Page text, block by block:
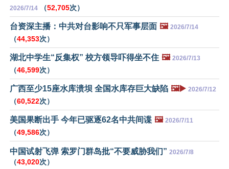
2026/7/14 （52,705次）
台资深主播：中共对台影响不只军事层面 🖼️ 2026/7/14
（44,353次）
湖北中学生“反集权” 校方领导吓得坐不住 🖼️ 2026/7/13
（46,599次）
广西至少15座水库溃坝 全国水库存巨大缺陷 🖼️▶️ 2026/7/12
（60,522次）
美国果断出手 今年已驱逐62名中共间谍 🖼️ 2026/7/11
（49,586次）
中国试射飞弹 索罗门群岛批“不要威胁我们” 2026/7/8
（43,020次）